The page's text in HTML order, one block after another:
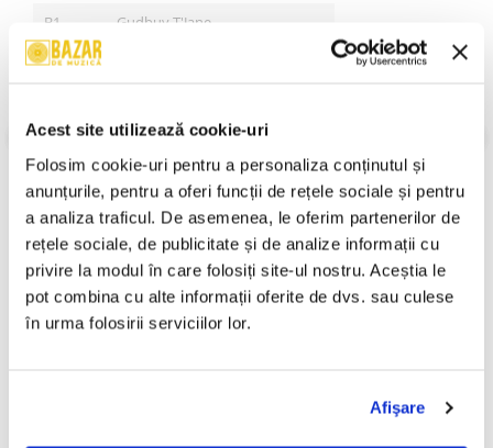
Acest site utilizează cookie-uri
Folosim cookie-uri pentru a personaliza conținutul și
anunțurile, pentru a oferi funcții de rețele sociale și pentru
a analiza traficul. De asemenea, le oferim partenerilor de
rețele sociale, de publicitate și de analize informații cu
privire la modul în care folosiți site-ul nostru. Aceștia le
pot combina cu alte informații oferite de dvs. sau culese
în urma folosirii serviciilor lor.
Afişare
B1
Gudbuy T'Jane
B2
B4
I Don' Mind
B5a
Let The Good Times Roll
B5b
Feel So Fine
Stare Coperta:Near Mint (NM or M-)
Stare Disc:Near Mint (NM or M-)
Gen: Rock
Stil:Glam, Classic Rock
An Lansare:1972
Informatii conformitate produs
Review-uri(0)
PRODUSE ALTERNATIVE